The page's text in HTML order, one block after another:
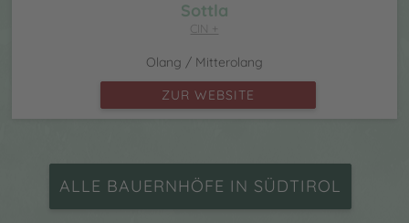
Sottla
CIN +
Olang / Mitterolang
ZUR WEBSITE
ALLE BAUERNHÖFE IN SÜDTIROL